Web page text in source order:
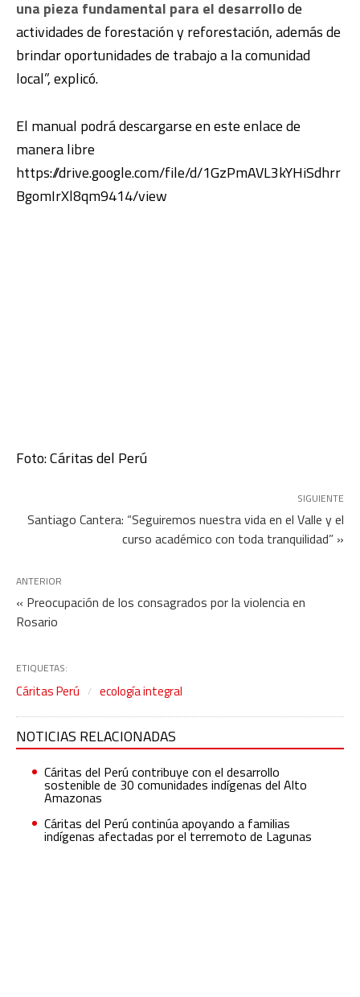
una pieza fundamental para el desarrollode
actividades de forestación y reforestación, además de
brindar oportunidades de trabajo a la comunidad
local”, explicó.
El manual podrá descargarse en este enlace de
manera libre
https://drive.google.com/file/d/1GzPmAVL3kYHiSdhrr
BgomIrXl8qm9414/view
Foto: Cáritas del Perú
SIGUIENTE
Santiago Cantera: “Seguiremos nuestra vida en el Valle y el
curso académico con toda tranquilidad” »
ANTERIOR
« Preocupación de los consagrados por la violencia en
Rosario
ETIQUETAS:
Cáritas Perú ecología integral
NOTICIAS RELACIONADAS
Cáritas del Perú contribuye con el desarrollo
sostenible de 30 comunidades indígenas del Alto
Amazonas
Cáritas del Perú continúa apoyando a familias
indígenas afectadas por el terremoto de Lagunas